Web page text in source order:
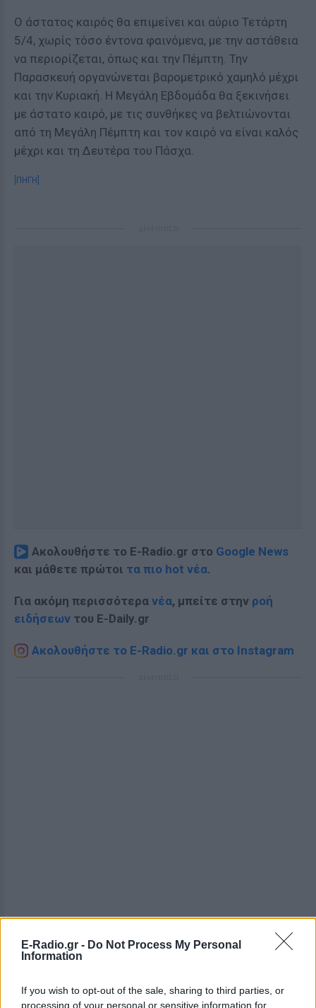
E-Radio.gr - Do Not Process My Personal
Information
If you wish to opt-out of the sale, sharing to third parties, or
processing of your personal or sensitive information for
Ο άστατος καιρός θα επιμείνει και αύριο Τετάρτη
5/4, χωρίς τόσο έντονα φαινόμενα, με την αστάθεια
να περιορίζεται, όπως και την Πέμπτη. Την
Παρασκευή οργανώνεται βαρομετρικό χαμηλό μέχρι
και την Κυριακή. Η Μεγάλη Εβδομάδα θα ξεκινήσει
με άστατο καιρό, με τις συνθήκες να βελτιώνονται
από τη Μεγάλη Πέμπτη και τον καιρό να είναι καλός
μέχρι και τη Δευτέρα του Πάσχα.
[ΠΗΓΗ]
Ακολουθήστε το E-Radio.gr στο Google News
και μάθετε πρώτοι τα πιο hot νέα.
Για ακόμη περισσότερα νέα, μπείτε στην ροή
ειδήσεων του E-Daily.gr
Ακολουθήστε το E-Radio.gr και στο Instagram